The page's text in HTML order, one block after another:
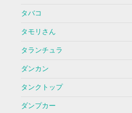
タバコ
タモリさん
タランチュラ
ダンカン
タンクトップ
ダンプカー